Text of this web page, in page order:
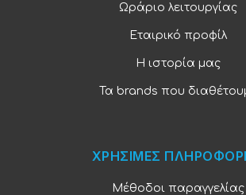
Ωράριο λειτουργίας
Εταιρικό προφίλ
Η ιστορία μας
Τα brands που
ΧΡΗΣΙΜΕΣ
Μέθοδοι παραγγελίας